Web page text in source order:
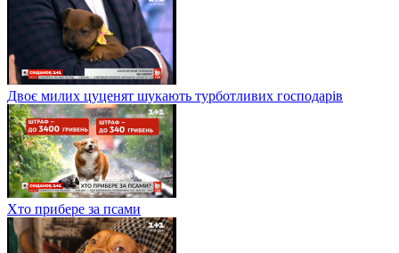
Двоє милих цуценят шукають турботливих господарів
Хто прибере за псами